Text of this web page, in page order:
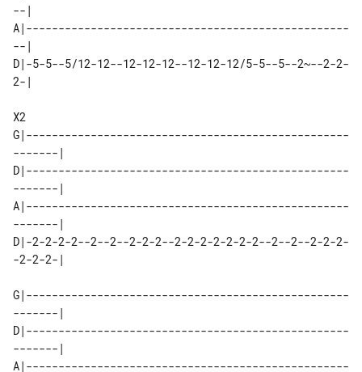
--|
A|--------------------------------------------------
--|
D|-5-5--5/12-12--12-12-12--12-12-12/5-5--5--2~--2-2-
2-|
X2
G|--------------------------------------------------
-------|
D|--------------------------------------------------
-------|
A|--------------------------------------------------
-------|
D|-2-2-2-2--2--2--2-2-2--2-2-2-2-2-2-2--2--2--2-2-2-
-2-2-2-|
G|--------------------------------------------------
-------|
D|--------------------------------------------------
-------|
A|--------------------------------------------------